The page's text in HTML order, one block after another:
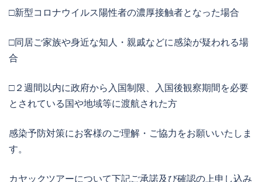
□新型コロナウイルス陽性者の濃厚接触者となった場合
□同居ご家族や身近な知人・親戚などに感染が疑われる場
合
□２週間以内に政府から入国制限、入国後観察期間を必要
とされている国や地域等に渡航された方
感染予防対策にお客様のご理解・ご協力をお願いいたしま
す。
カヤックツアーについて下記ご承諾及び確認の上申し込み